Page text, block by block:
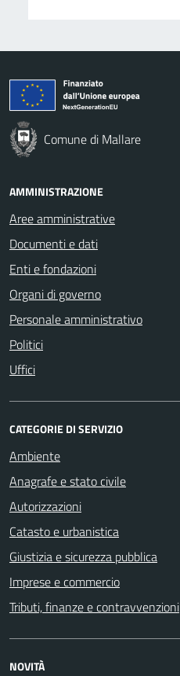
Comune di Mallare
AMMINISTRAZIONE
Aree amministrative
Documenti e dati
Enti e fondazioni
Organi di governo
Personale amministrativo
Politici
Uffici
CATEGORIE DI SERVIZIO
Ambiente
Anagrafe e stato civile
Autorizzazioni
Catasto e urbanistica
Giustizia e sicurezza pubblica
Imprese e commercio
Tributi, finanze e contravvenzioni
NOVITÀ